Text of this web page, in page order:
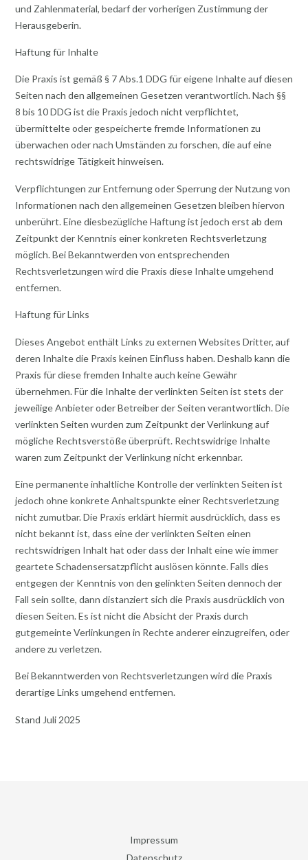
und Zahlenmaterial, bedarf der vorherigen Zustimmung der
Herausgeberin.
Haftung für Inhalte
Die Praxis ist gemäß § 7 Abs.1 DDG für eigene Inhalte auf diesen
Seiten nach den allgemeinen Gesetzen verantwortlich. Nach §§
8 bis 10 DDG ist die Praxis jedoch nicht verpflichtet,
übermittelte oder gespeicherte fremde Informationen zu
überwachen oder nach Umständen zu forschen, die auf eine
rechtswidrige Tätigkeit hinweisen.
Verpflichtungen zur Entfernung oder Sperrung der Nutzung von
Informationen nach den allgemeinen Gesetzen bleiben hiervon
unberührt. Eine diesbezügliche Haftung ist jedoch erst ab dem
Zeitpunkt der Kenntnis einer konkreten Rechtsverletzung
möglich. Bei Bekanntwerden von entsprechenden
Rechtsverletzungen wird die Praxis diese Inhalte umgehend
entfernen.
Haftung für Links
Dieses Angebot enthält Links zu externen Websites Dritter, auf
deren Inhalte die Praxis keinen Einfluss haben. Deshalb kann die
Praxis für diese fremden Inhalte auch keine Gewähr
übernehmen. Für die Inhalte der verlinkten Seiten ist stets der
jeweilige Anbieter oder Betreiber der Seiten verantwortlich. Die
verlinkten Seiten wurden zum Zeitpunkt der Verlinkung auf
mögliche Rechtsverstöße überprüft. Rechtswidrige Inhalte
waren zum Zeitpunkt der Verlinkung nicht erkennbar.
Eine permanente inhaltliche Kontrolle der verlinkten Seiten ist
jedoch ohne konkrete Anhaltspunkte einer Rechtsverletzung
nicht zumutbar. Die Praxis erklärt hiermit ausdrücklich, dass es
nicht bekannt ist, dass eine der verlinkten Seiten einen
rechtswidrigen Inhalt hat oder dass der Inhalt eine wie immer
geartete Schadensersatzpflicht auslösen könnte. Falls dies
entgegen der Kenntnis von den gelinkten Seiten dennoch der
Fall sein sollte, dann distanziert sich die Praxis ausdrücklich von
diesen Seiten. Es ist nicht die Absicht der Praxis durch
gutgemeinte Verlinkungen in Rechte anderer einzugreifen, oder
andere zu verletzen.
Bei Bekanntwerden von Rechtsverletzungen wird die Praxis
derartige Links umgehend entfernen.
Stand Juli 2025
Impressum
Datenschutz